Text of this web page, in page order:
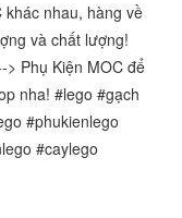
khác nhau, hàng về
và chất lượng!
Phụ Kiện MOC để
nha! #lego #gạch
#phukienlego
#caylego